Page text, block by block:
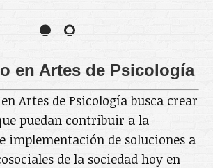
en Artes de Psicología
Artes de Psicología busca crear
puedan contribuir a la
implementación de soluciones a
de la sociedad hoy en